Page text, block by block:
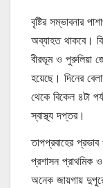
বৃষ্টির সম্ভাবনার
অব্যাহত থাকবে।
বীরভূম ও পুরুলিয়া
হয়েছে। দিনের
থেকে বিকেল ৪টা
স্বাস্থ্য দপ্তর।
তাপপ্রবাহের
প্রশাসন প্রাথমিক
অনেক জায়গায়